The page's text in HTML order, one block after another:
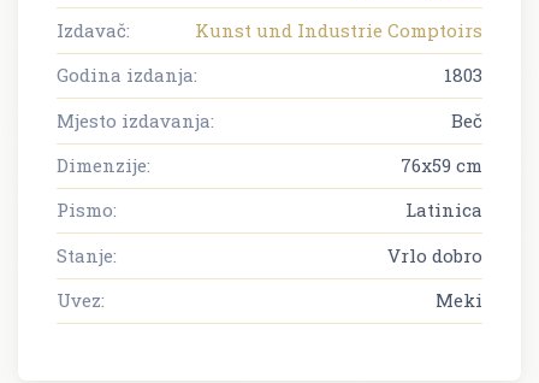
Izdavač:
Kunst und Industrie Comptoirs
Godina izdanja:
1803
Mjesto izdavanja:
Beč
Dimenzije:
76x59 cm
Pismo:
Latinica
Stanje:
Vrlo dobro
Uvez:
Meki